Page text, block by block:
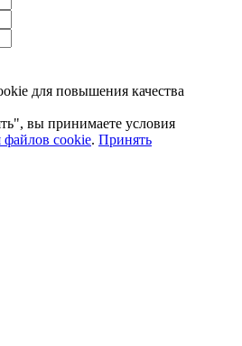
для повышения качества
вы принимаете условия
файлов cookie. Принять